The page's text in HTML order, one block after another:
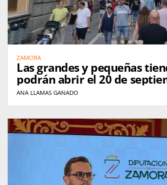
ZAMORA
Las grandes y pequeñas
podrán abrir el 20 de
ANA LLAMAS GANADO